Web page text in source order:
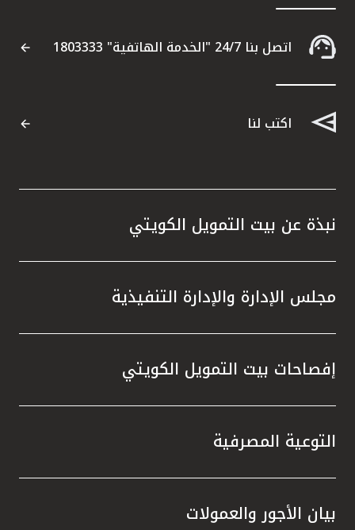
اتصل بنا 24/7 "الخدمة الهاتفية" 1803333
اكتب لنا
نبذة عن بيت التمويل الكويتي
مجلس الإدارة والإدارة التنفيذية
إفصاحات بيت التمويل الكويتي
التوعية المصرفية
بيان الأجور والعمولات